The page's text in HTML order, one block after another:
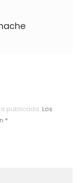
publicada. Los
*